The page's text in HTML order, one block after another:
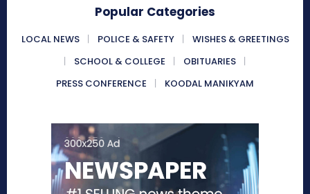
Popular Categories
LOCAL NEWS POLICE & SAFETY
WISHES & GREETINGS
SCHOOL & COLLEGE
OBITUARIES
PRESS CONFERENCE
KOODAL MANIKYAM